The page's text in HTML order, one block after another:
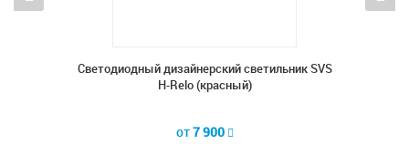
Cветодиодный дизайнерский светильник SVS
H-Relo (красный)
от7 900